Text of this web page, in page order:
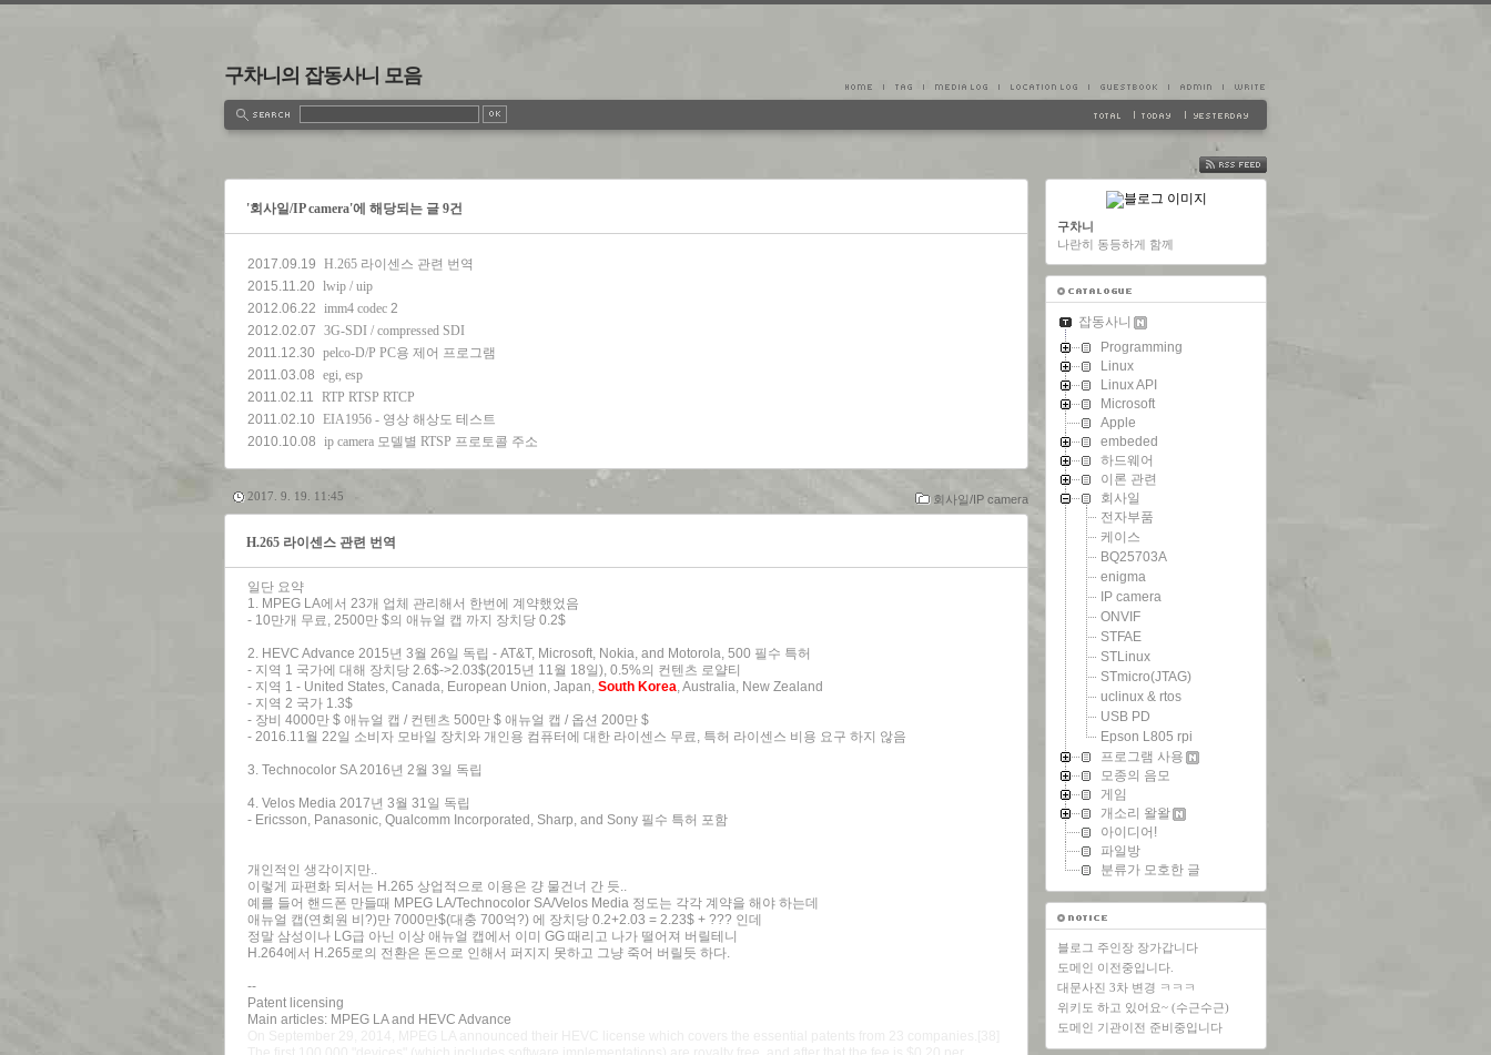
구차니의 잡동사니 모음
'회사일/IP camera'에 해당되는 글 9건
2017.09.19 H.265 라이센스 관련 번역
2015.11.20 lwip / uip
2012.06.22 imm4 codec 2
2012.02.07 3G-SDI / compressed SDI
2011.12.30 pelco-D/P PC용 제어 프로그램
2011.03.08 egi, esp
2011.02.11 RTP RTSP RTCP
2011.02.10 EIA1956 - 영상 해상도 테스트
2010.10.08 ip camera 모델별 RTSP 프로토콜 주소
회사일/IP camera
2017. 9. 19. 11:45
H.265 라이센스 관련 번역
일단 요약
1. MPEG LA에서 23개 업체 관리해서 한번에 계약했었음
- 10만개 무료, 2500만 $의 애뉴얼 캡 까지 장치당 0.2$
2. HEVC Advance 2015년 3월 26일 독립 - AT&T, Microsoft, Nokia, and Motorola, 500 필수 특허
- 지역 1 국가에 대해 장치당 2.6$->2.03$(2015년 11월 18일), 0.5%의 컨텐츠 로얄티
- 지역 1 - United States, Canada, European Union, Japan, South Korea, Australia, New Zealand
- 지역 2 국가 1.3$
- 장비 4000만 $ 애뉴얼 캡 / 컨텐츠 500만 $ 애뉴얼 캡 / 옵션 200만 $
- 2016.11월 22일 소비자 모바일 장치와 개인용 컴퓨터에 대한 라이센스 무료, 특허 라이센스 비용 요구 하지 않음
3. Technocolor SA 2016년 2월 3일 독립
4. Velos Media 2017년 3월 31일 독립
- Ericsson, Panasonic, Qualcomm Incorporated, Sharp, and Sony 필수 특허 포함
개인적인 생각이지만..
이렇게 파편화 되서는 H.265 상업적으로 이용은 걍 물건너 간 듯..
예를 들어 핸드폰 만들때 MPEG LA/Technocolor SA/Velos Media 정도는 각각 계약을 해야 하는데
애뉴얼 캡(연회원 비?)만 7000만$(대충 700억?) 에 장치당 0.2+2.03 = 2.23$ + ??? 인데
정말 삼성이나 LG급 아닌 이상 애뉴얼 캡에서 이미 GG 때리고 나가 떨어져 버릴테니
H.264에서 H.265로의 전환은 돈으로 인해서 퍼지지 못하고 그냥 죽어 버릴듯 하다.
--
Patent licensing
Main articles: MPEG LA and HEVC Advance
FEED
구차니
나란히 동등하게 함께
잡동사니
Programming
Linux
Linux API
Microsoft
Apple
embeded
하드웨어
이론 관련
회사일
전자부품
케이스
BQ25703A
enigma
IP camera
ONVIF
STFAE
STLinux
STmicro(JTAG)
uclinux & rtos
USB PD
Epson L805 rpi
프로그램 사용
모종의 음모
게임
개소리 왈왈
아이디어!
파일방
분류가 모호한 글
블로그 주인장 장가갑니다
도메인 이전중입니다.
대문사진 3차 변경 ㅋㅋㅋ
위키도 하고 있어요~ (수근수근)
도메인 기관이전 준비중입니다